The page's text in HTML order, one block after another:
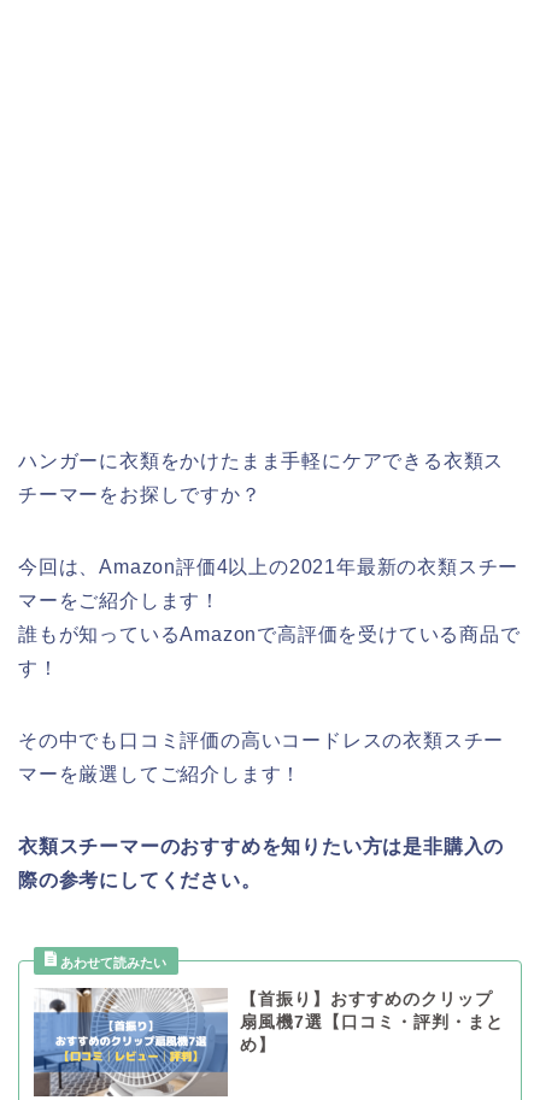
ハンガーに衣類をかけたまま手軽にケアできる衣類ス
チーマーをお探しですか？
今回は、Amazon評価4以上の2021年最新の衣類スチー
マーをご紹介します！
誰もが知っているAmazonで高評価を受けている商品で
す！
その中でも口コミ評価の高いコードレスの衣類スチー
マーを厳選してご紹介します！
衣類スチーマーのおすすめを知りたい方は是非購入の
際の参考にしてください。
【首振り】おすすめのクリップ
扇風機7選【口コミ・評判・まと
め】